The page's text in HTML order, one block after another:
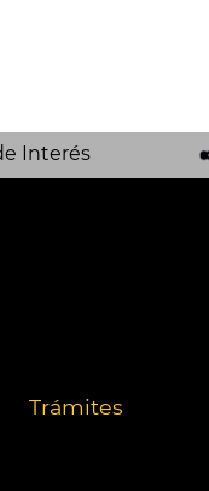
Interés
Trámites